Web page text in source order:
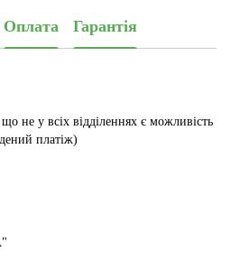
Оплата Гарантія
що не у всіх відділеннях є можливість
платіж)